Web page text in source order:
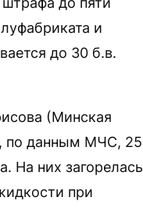
и
до 30 б.в.
(Минская
по данным МЧС, 25
На них загорелась
при